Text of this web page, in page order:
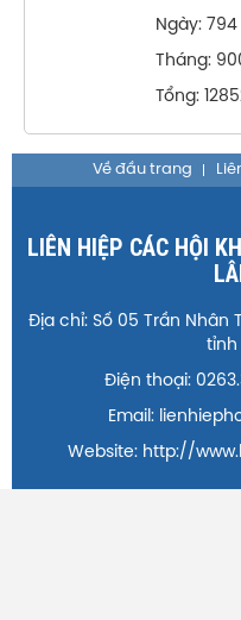
Ngày: 794
Tháng:
Tổng:
Về đầu trang
LIÊN HIỆP CÁC HỘI
Địa chỉ: Số 05 Trần Nhân
tỉnh
Điện thoại:
Email:
Website: http://